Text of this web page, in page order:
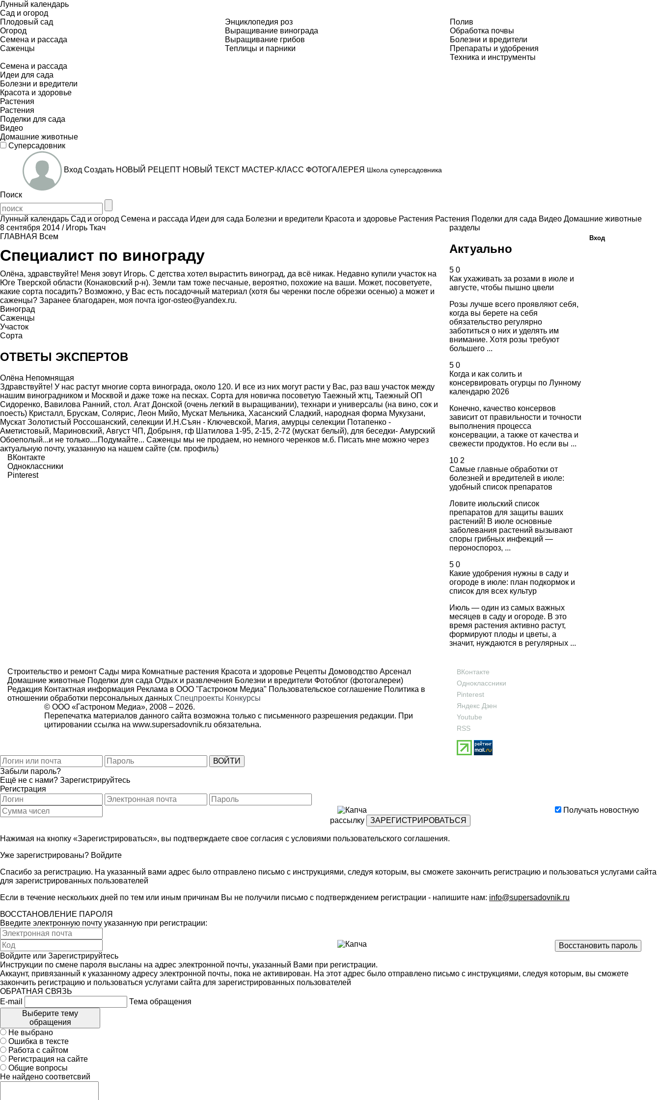
Лунный календарь
Сад и огород
Плодовый сад
Огород
Семена и рассада
Саженцы
Энциклопедия роз
Выращивание винограда
Выращивание грибов
Теплицы и парники
Полив
Обработка почвы
Болезни и вредители
Препараты и удобрения
Техника и инструменты
Семена и рассада
Идеи для сада
Болезни и вредители
Красота и здоровье
Растения
Растения
Поделки для сада
Видео
Домашние животные
Суперсадовник
Вход Создать НОВЫЙ РЕЦЕПТ НОВЫЙ ТЕКСТ МАСТЕР-КЛАСС ФОТОГАЛЕРЕЯ Школа суперсадовника
Поиск
Лунный календарь Сад и огород Семена и рассада Идеи для сада Болезни и вредители Красота и здоровье Растения Растения Поделки для сада Видео Домашние животные
8 сентября 2014 / Игорь Ткач
ГЛАВНАЯ Всем
Специалист по винограду
Олёна, здравствуйте! Меня зовут Игорь. С детства хотел вырастить виноград, да всё никак. Недавно купили участок на
Юге Тверской области (Конаковский р-н). Земли там тоже песчаные, вероятно, похожие на ваши. Может, посоветуете,
какие сорта посадить? Возможно, у Вас есть посадочный материал (хотя бы черенки после обрезки осенью) а может и
саженцы? Заранее благодарен, моя почта igor-osteo@yandex.ru.
Виноград
Саженцы
Участок
Сорта
ОТВЕТЫ ЭКСПЕРТОВ
Олёна Непомнящая
Здравствуйте! У нас растут многие сорта винограда, около 120. И все из них могут расти у Вас, раз ваш участок между
нашим виноградником и Москвой и даже тоже на песках. Сорта для новичка посоветую Таежный жтц, Таежный ОП
Сидоренко, Вавилова Ранний, стол. Агат Донской (очень легкий в выращивании), технари и универсалы (на вино, сок и
поесть) Кристалл, Брускам, Солярис, Леон Мийо, Мускат Мельника, Хасанский Сладкий, народная форма Мукузани,
Мускат Золотистый Россошанский, селекции И.Н.Съян - Ключевской, Магия, амурцы селекции Потапенко -
Аметистовый, Мариновский, Август ЧП, Добрыня, гф Шатилова 1-95, 2-15, 2-72 (мускат белый), для беседки- Амурский
Обоеполый...и не только....Подумайте... Саженцы мы не продаем, но немного черенков м.б. Писать мне можно через
актуальную почту, указанную на нашем сайте (см. профиль)
ВКонтакте
Одноклассники
Pinterest
разделы
Актуально
5 0
Как ухаживать за розами в июле и
августе, чтобы пышно цвели
Розы лучше всего проявляют себя,
когда вы берете на себя
обязательство регулярно
заботиться о них и уделять им
внимание. Хотя розы требуют
большего ...
5 0
Когда и как солить и
консервировать огурцы по Лунному
календарю 2026
Конечно, качество консервов
зависит от правильности и точности
выполнения процесса
консервации, а также от качества и
свежести продуктов. Но если вы ...
10 2
Самые главные обработки от
болезней и вредителей в июле:
удобный список препаратов
Ловите июльский список
препаратов для защиты ваших
растений! В июле основные
заболевания растений вызывают
споры грибных инфекций —
пероноспороз, ...
5 0
Какие удобрения нужны в саду и
огороде в июле: план подкормок и
список для всех культур
Июль — один из самых важных
месяцев в саду и огороде. В это
время растения активно растут,
формируют плоды и цветы, а
значит, нуждаются в регулярных ...
Строительство и ремонт Сады мира Комнатные растения Красота и здоровье Рецепты Домоводство Арсенал
Домашние животные Поделки для сада Отдых и развлечения Болезни и вредители Фотоблог (фотогалереи)
Редакция Контактная информация Реклама в ООО "Гастроном Медиа" Пользовательское соглашение Политика в
отношении обработки персональных данных Спецпроекты Конкурсы
© ООО «Гастроном Медиа», 2008 – 2026.
Перепечатка материалов данного сайта возможна только с письменного разрешения редакции. При
цитировании ссылка на www.supersadovnik.ru обязательна.
ВКонтакте
Одноклассники
Pinterest
Яндекс Дзен
Youtube
RSS
Вход
Забыли пароль?
Ещё не с нами? Зарегистрируйтесь
Регистрация
Получать новостную
рассылку
Нажимая на кнопку «Зарегистрироваться», вы подтверждаете свое согласия с условиями пользовательского соглашения.
Уже зарегистрированы? Войдите
Спасибо за регистрацию. На указанный вами адрес было отправлено письмо с инструкциями, следуя которым, вы сможете закончить регистрацию и пользоваться услугами сайта
для зарегистрированных пользователей
Если в течение нескольких дней по тем или иным причинам Вы не получили письмо с подтверждением регистрации - напишите нам: info@supersadovnik.ru
ВОССТАНОВЛЕНИЕ ПАРОЛЯ
Введите электронную почту указанную при регистрации:
Войдите или Зарегистрируйтесь
Инструкции по смене пароля высланы на адрес электронной почты, указанный Вами при регистрации.
Аккаунт, привязанный к указанному адресу электронной почты, пока не активирован. На этот адрес было отправлено письмо с инструкциями, следуя которым, вы сможете
закончить регистрацию и пользоваться услугами сайта для зарегистрированных пользователей
ОБРАТНАЯ СВЯЗЬ
E-mail
Тема обращения
Выберите тему
обращения
Не выбрано
Ошибка в тексте
Работа с сайтом
Регистрация на сайте
Общие вопросы
Не найдено соответсвий